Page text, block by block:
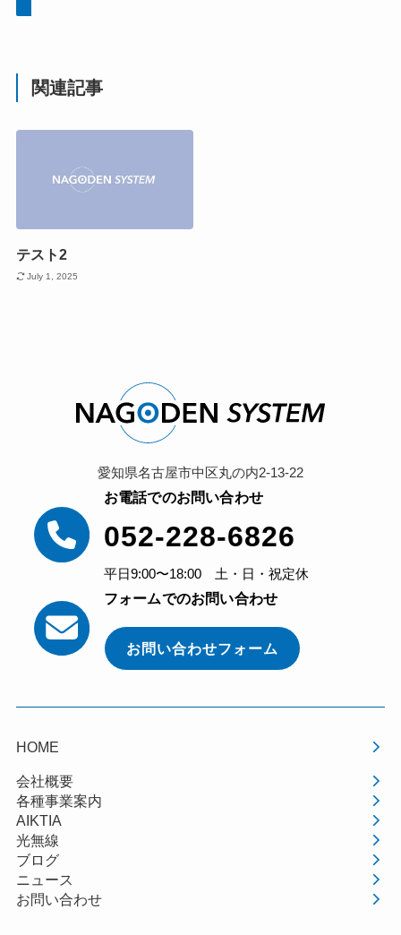
関連記事
テスト2
July 1, 2025
愛知県名古屋市中区丸の内2-13-22
お電話でのお問い合わせ
052-228-6826
平日9:00〜18:00 土・日・祝定休
フォームでのお問い合わせ
お問い合わせフォーム
HOME
会社概要
各種事業案内
AIKTIA
光無線
ブログ
ニュース
お問い合わせ